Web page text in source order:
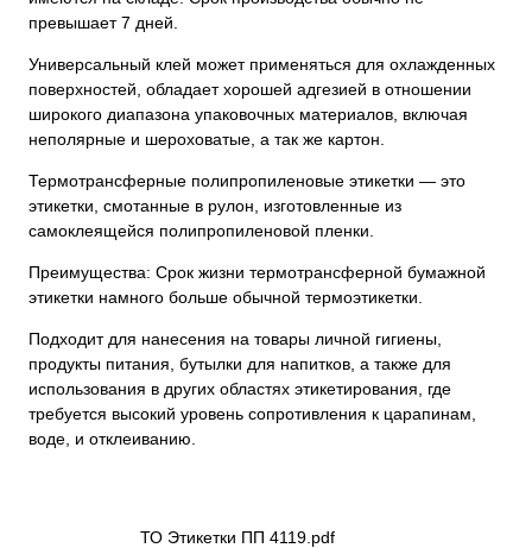
превышает 7 дней.
Универсальный клей может применяться для охлажденных
поверхностей, обладает хорошей адгезией в отношении
широкого диапазона упаковочных материалов, включая
неполярные и шероховатые, а так же картон.
Термотрансферные полипропиленовые этикетки — это
этикетки, смотанные в рулон, изготовленные из
самоклеящейся полипропиленовой пленки.
Преимущества: Срок жизни термотрансферной бумажной
этикетки намного больше обычной термоэтикетки.
Подходит для нанесения на товары личной гигиены,
продукты питания, бутылки для напитков, а также для
использования в других областях этикетирования, где
требуется высокий уровень сопротивления к царапинам,
воде, и отклеиванию.
ТО Этикетки ПП 4119.pdf